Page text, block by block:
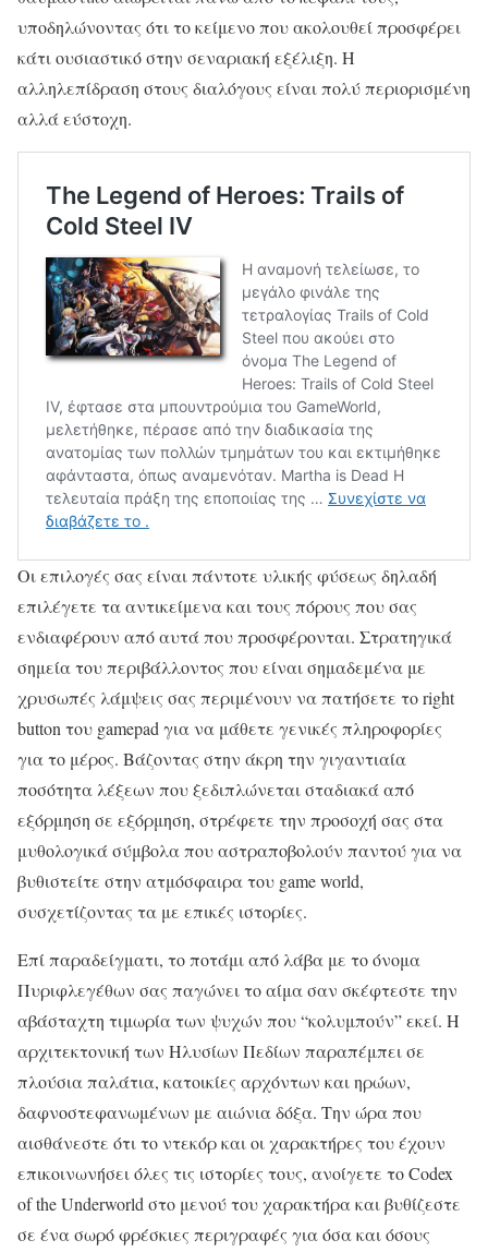
υποδηλώνοντας ότι το κείμενο που ακολουθεί προσφέρει
κάτι ουσιαστικό στην σεναριακή εξέλιξη. Η
αλληλεπίδραση στους διαλόγους είναι πολύ περιορισμένη
αλλά εύστοχη.
Οι επιλογές σας είναι πάντοτε υλικής φύσεως δηλαδή
επιλέγετε τα αντικείμενα και τους πόρους που σας
ενδιαφέρουν από αυτά που προσφέρονται. Στρατηγικά
σημεία του περιβάλλοντος που είναι σημαδεμένα με
χρυσωπές λάμψεις σας περιμένουν να πατήσετε το right
button του gamepad για να μάθετε γενικές πληροφορίες
για το μέρος. Βάζοντας στην άκρη την γιγαντιαία
ποσότητα λέξεων που ξεδιπλώνεται σταδιακά από
εξόρμηση σε εξόρμηση, στρέφετε την προσοχή σας στα
μυθολογικά σύμβολα που αστραποβολούν παντού για να
βυθιστείτε στην ατμόσφαιρα του game world,
συσχετίζοντας τα με επικές ιστορίες.
Επί παραδείγματι, το ποτάμι από λάβα με το όνομα
Πυριφλεγέθων σας παγώνει το αίμα σαν σκέφτεστε την
αβάσταχτη τιμωρία των ψυχών που “κολυμπούν” εκεί. Η
αρχιτεκτονική των Ηλυσίων Πεδίων παραπέμπει σε
πλούσια παλάτια, κατοικίες αρχόντων και ηρώων,
δαφνοστεφανωμένων με αιώνια δόξα. Την ώρα που
αισθάνεστε ότι το ντεκόρ και οι χαρακτήρες του έχουν
επικοινωνήσει όλες τις ιστορίες τους, ανοίγετε το Codex
of the Underworld στο μενού του χαρακτήρα και βυθίζεστε
σε ένα σωρό φρέσκιες περιγραφές για όσα και όσους